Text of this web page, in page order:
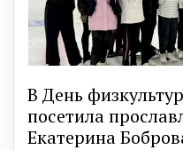
В День
посетила
Екатерина